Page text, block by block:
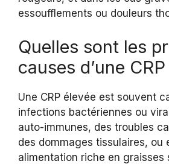
essoufflements ou douleurs
Quelles sont les
causes d’une
Une CRP élevée est souvent
infections bactériennes ou
auto-immunes, des troubles
des dommages tissulaires, ou
alimentation riche en graisses